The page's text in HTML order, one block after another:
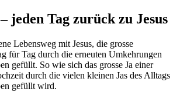
jeden Tag zurück zu Jesus
Lebensweg mit Jesus, die grosse
für Tag durch die erneuten Umkehrungen
gefüllt. So wie sich das grosse Ja einer
durch die vielen kleinen Jas des Alltags
gefüllt wird.